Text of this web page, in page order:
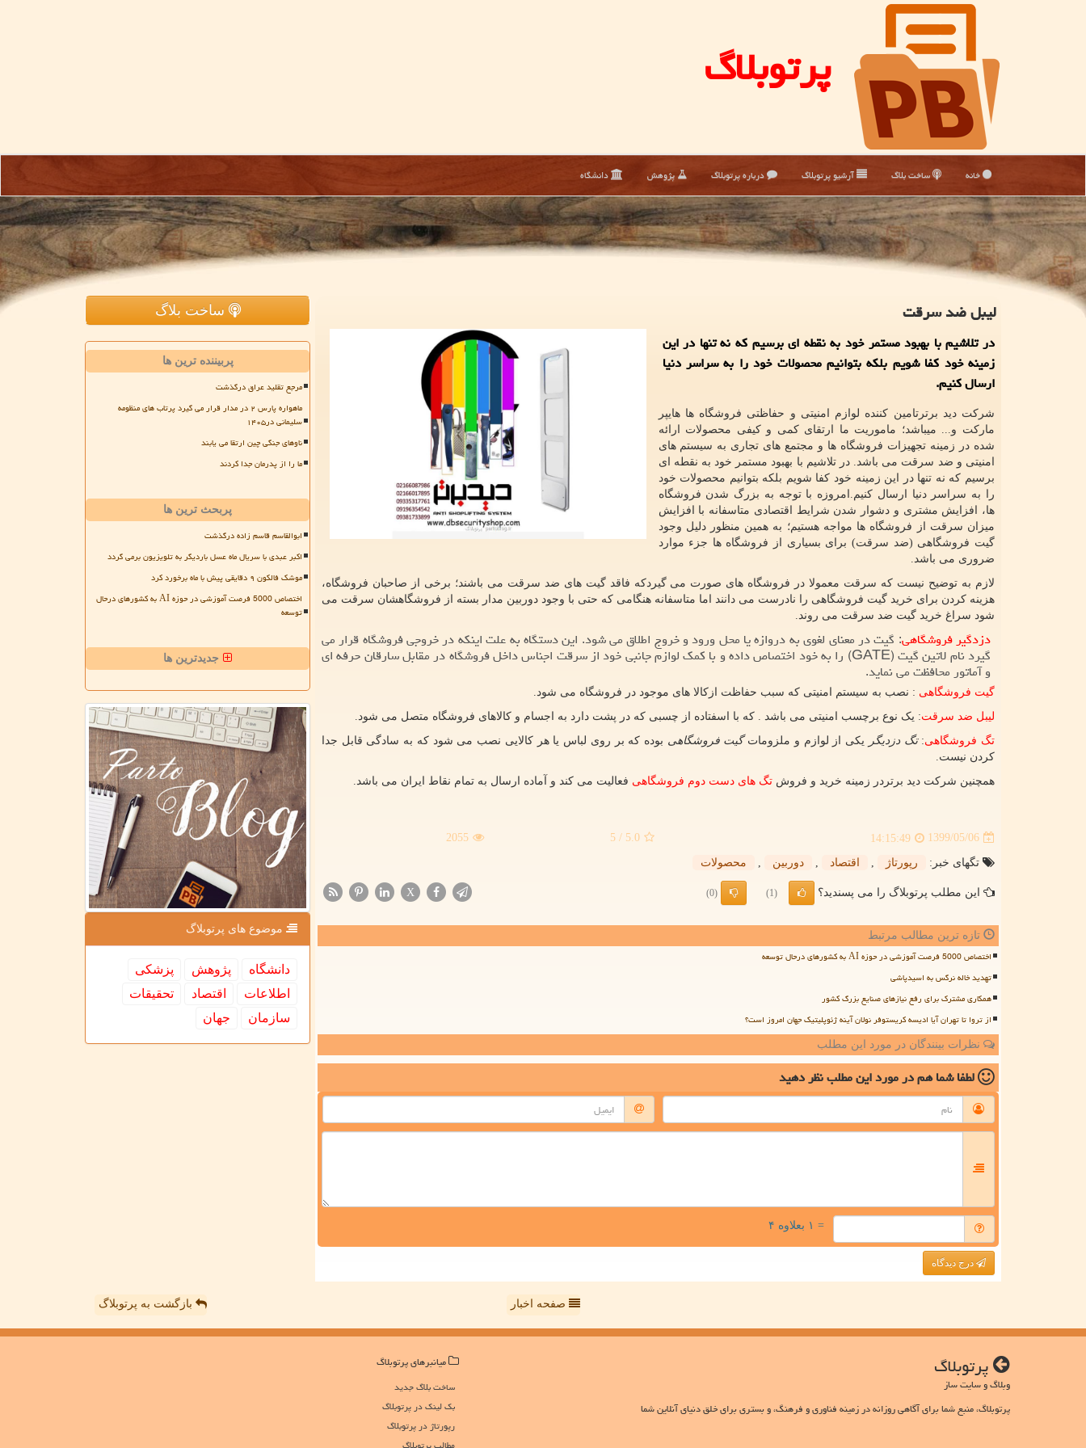
پرتوبلاگ
خانه ساخت بلاگ آرشیو پرتوبلاگ درباره پرتوبلاگ پژوهش دانشگاه
لیبل ضد سرقت
در تلاشیم با بهبود مستمر خود به نقطه ای برسیم كه نه تنها در این
زمینه خود كفا شویم بلكه بتوانیم محصولات خود را به سراسر دنیا
ارسال كنیم.
شرکت دید برترتامین کننده لوازم امنیتی و حفاظتی فروشگاه ها هایپر
مارکت و... میباشد؛ ماموریت ما ارتقای کمی و کیفی محصولات ارائه
شده در زمینه تجهیزات فروشگاه ها و مجتمع های تجاری به سیستم های
امنیتی و ضد سرقت می باشد. در تلاشیم با بهبود مستمر خود به نقطه ای
برسیم که نه تنها در این زمینه خود کفا شویم بلکه بتوانیم محصولات خود
را به سراسر دنیا ارسال کنیم. امروزه با توجه به بزرگ شدن فروشگاه
ها، افزایش مشتری و دشوار شدن شرایط اقتصادی متاسفانه با افزایش
میزان سرقت از فروشگاه ها مواجه هستیم؛ به همین منظور دلیل وجود
گیت فروشگاهی (ضد سرقت) برای بسیاری از فروشگاه ها جزء موارد
ضروری می باشد.
لازم به توضیح نیست که سرقت معمولا در فروشگاه های صورت می گیردکه فاقد گیت های ضد سرقت می باشند؛ برخی از صاحبان فروشگاه،
هزینه کردن برای خرید گیت فروشگاهی را نادرست می دانند اما متاسفانه هنگامی که حتی با وجود دوربین مدار بسته از فروشگاهشان سرقت می
شود سراغ خرید گیت ضد سرقت می روند.
دزدگیر فروشگاهی: گیت در معنای لغوی به دروازه یا محل ورود و خروج اطلاق می شود. این دستگاه به علت اینکه در خروجی فروشگاه قرار می
گیرد نام لاتین گیت (GATE) را به خود اختصاص داده و با کمک لوازم جانبی خود از سرقت اجناس داخل فروشگاه در مقابل سارقان حرفه ای
و آماتور محافظت می نماید.
گیت فروشگاهی : نصب به سیستم امنیتی که سبب حفاظت ازکالا های موجود در فروشگاه می شود.
لیبل ضد سرقت: یک نوع برچسب امنیتی می باشد . که با اسفتاده از چسبی که در پشت دارد به اجسام و کالاهای فروشگاه متصل می شود.
تگ فروشگاهی:تگ دزدیگر یکی از لوازم و ملزوماتگیت فروشگاهی بوده که بر روی لباس یا هر کالایی نصب می شود که به سادگی قابل جدا
کردن نیست.
همچنین شرکت دید برتردر زمینه خرید و فروش تگ های دست دوم فروشگاهی فعالیت می کند و آماده ارسال به تمام نقاط ایران می باشد.
1399/05/06
14:15:49
5.0
/ 5
2055
تگهای خبر: رپورتاژ , اقتصاد , دوربین , محصولات
این مطلب پرتوبلاگ را می پسندید؟ (1)
(0)
X
تازه ترین مطالب مرتبط
اختصاص 5000 فرصت آموزشی در حوزه AI به کشورهای درحال توسعه
تهدید خاله نرگس به اسیدپاشی
همکاری مشترک برای رفع نیازهای صنایع بزرگ کشور
از تروا تا تهران آیا ادیسه کریستوفر نولان آینه ژئوپلیتیک جهان امروز است؟
نظرات بینندگان در مورد این مطلب
لطفا شما همدر مورد این مطلبنظر دهید
= ۱ بعلاوه ۴
درج دیدگاه
ساخت بلاگ
پربیننده ترین ها
مرجع تقلید عراق درگذشت
ماهواره پارس ۲ در مدار قرار می گیرد پرتاب های منظومه
سلیمانی در۱۴۰۵
ناوهای جنگی چین ارتقا می یابند
ما را از پدرمان جدا کردند
پربحث ترین ها
ابوالقاسم قاسم زاده درگذشت
اکبر عبدی با سریال ماه عسل باردیگر به تلویزیون برمی گردد
موشک فالکون ۹ دقایقی پیش با ماه برخورد کرد
اختصاص 5000 فرصت آموزشی در حوزه AI به کشورهای درحال
توسعه
جدیدترین ها
موضوع های پرتوبلاگ
دانشگاه پژوهش
پزشكی
اطلاعات
اقتصاد
تحقیقات
سازمان
جهان
صفحه اخبار بازگشت به پرتوبلاگ
پرتوبلاگ
وبلاگ و سایت ساز
پرتوبلاگ، منبع شما برای آگاهی روزانه در زمینه فناوری و فرهنگ، و بستری برای خلق دنیای آنلاین شما
میانبرهای پرتوبلاگ
ساخت بلاگ جدید
بک لینک در پرتوبلاگ
رپورتاژ در پرتوبلاگ